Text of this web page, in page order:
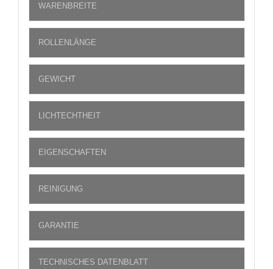
WARENBREITE
ROLLENLÄNGE
GEWICHT
LICHTECHTHEIT
EIGENSCHAFTEN
REINIGUNG
GARANTIE
TECHNISCHES DATENBLATT